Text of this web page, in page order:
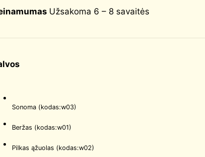
Užsakoma 6 – 8 savaitės
Sonoma (kodas:w03)
Beržas (kodas:w01)
Pilkas ąžuolas (kodas:w02)